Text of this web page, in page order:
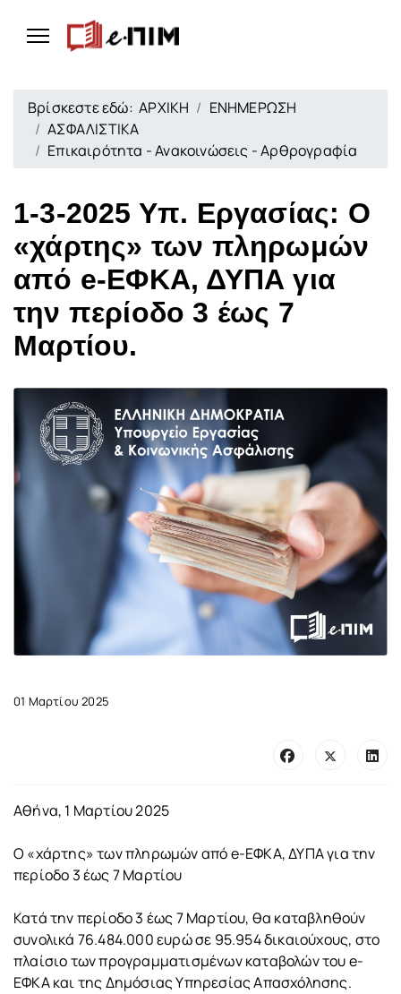
Βρίσκεστε εδώ:ΑΡΧΙΚΗ
ΕΝΗΜΕΡΩΣΗ
ΑΣΦΑΛΙΣΤΙΚΑ
Επικαιρότητα - Ανακοινώσεις - Αρθρογραφία
1-3-2025 Υπ. Εργασίας: Ο
«χάρτης» των πληρωμών
από e-ΕΦΚΑ, ΔΥΠΑ για
την περίοδο 3 έως 7
Μαρτίου.
01 Μαρτίου 2025
Αθήνα, 1 Μαρτίου 2025
Ο «χάρτης» των πληρωμών από e-ΕΦΚΑ, ΔΥΠΑ για την
περίοδο 3 έως 7 Μαρτίου
Κατά την περίοδο 3 έως 7 Μαρτίου, θα καταβληθούν
συνολικά 76.484.000 ευρώ σε 95.954 δικαιούχους, στο
πλαίσιο των προγραμματισμένων καταβολών του e-
ΕΦΚΑ και της Δημόσιας Υπηρεσίας Απασχόλησης.